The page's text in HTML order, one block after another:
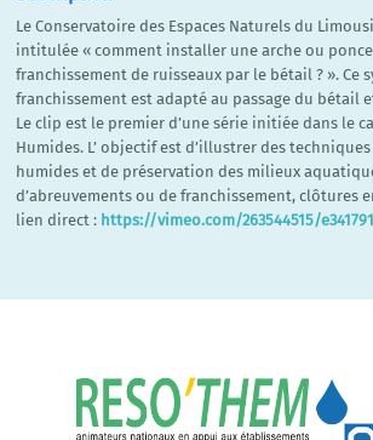
Le Conservatoire des Espaces Naturels du
intitulée « comment installer une arche ou
franchissement de ruisseaux par le bétail ? ». Ce
franchissement est adapté au passage du bétail
Le clip est le premier d’une série initiée dans le
Humides. L’ objectif est d’illustrer des
humides et de préservation des milieux
d’abreuvements ou de franchissement, clôtures
lien direct : https://vimeo.com/263544515/